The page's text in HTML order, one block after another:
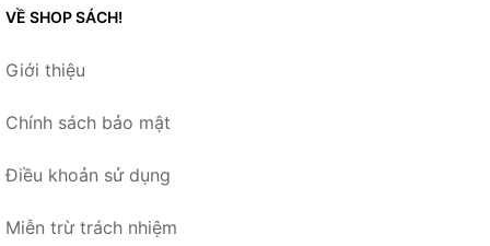
VỀ SHOP SÁCH!
Giới thiệu
Chính sách bảo mật
Điều khoản sử dụng
Miễn trừ trách nhiệm